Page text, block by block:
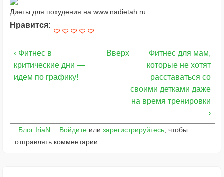
Диеты для похудения на www.nadietah.ru
Нравится:
‹ Фитнес в
критические дни —
идем по графику!
Вверх
Фитнес для мам,
которые не хотят
расставаться со
своими детками даже
на время тренировки
›
Блог IriaN Войдитеили зарегистрируйтесь, чтобы
отправлять комментарии